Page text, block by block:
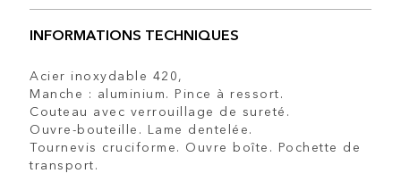
INFORMATIONS TECHNIQUES
Acier inoxydable 420,
Manche : aluminium. Pince à ressort.
Couteau avec verrouillage de sureté.
Ouvre-bouteille. Lame dentelée.
Tournevis cruciforme. Ouvre boîte. Pochette de
transport.